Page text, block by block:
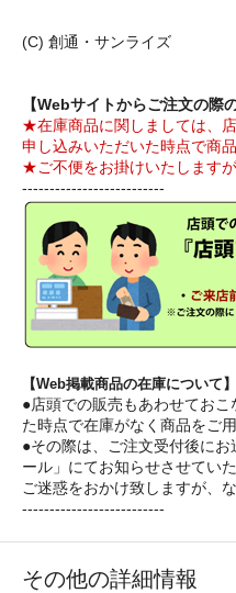
(C) 創通・サンライズ
【Webサイトからご注文の際
★在庫商品に関しましては、
申し込みいただいた時点で商
★ご不便をお掛けいたします
--------------------------
【Web掲載商品の在庫について】
●店頭での販売もあわせてお
た時点で在庫がなく商品をご
●その際は、ご注文受付後に
ール」にてお知らせさせてい
ご迷惑をおかけ致しますが、
--------------------------
その他の詳細情報